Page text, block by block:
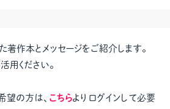
作本とメッセージをご紹介します。
用ください。
の方は、 こちらよりログインして必要